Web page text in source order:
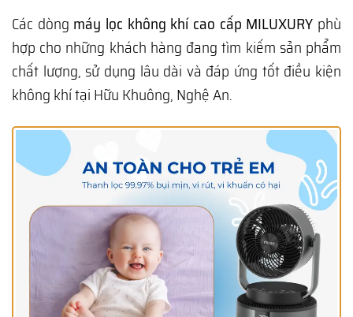
Các dòng máy lọc không khí cao cấp MILUXURY phù
hợp cho những khách hàng đang tìm kiếm sản phẩm
chất lượng, sử dụng lâu dài và đáp ứng tốt điều kiện
không khí tại Hữu Khuông, Nghệ An.